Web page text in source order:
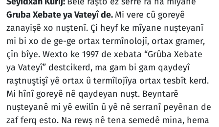
Gruba Xebate ya Vateyî de. Mi vere cû goreyê
zanayiṣê xo nuṣtenî. Çi heyf ke mîyane nuṣteyanî
mi bi xo de ge-ge ortax termînolojî, ortax gramer,
çîn bîye. Wexto ke 1997 de xebata “Grûba Xebate
ya Vateyî” destcikerd, ma gam bi gam qaydeyî
raştnuştişî yê ortax û termîlojîya ortax tesbît kerd.
Mi hînî goreyê nê qaydeyan nuṣt. Beyntarê
nuṣteyanê mi yê ewilîn û yê nê serranî peyênan de
zaf ferq esto. Na rewṣ nê tena semedê mina, hema